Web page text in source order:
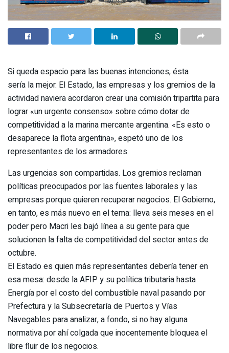
Si queda espacio para las buenas intenciones, ésta
sería la mejor. El Estado, las empresas y los gremios de la
actividad naviera acordaron crear una comisión tripartita para
lograr «un urgente consenso» sobre cómo dotar de
competitividad a la marina mercante argentina. «Es esto o
desaparece la flota argentina», espetó uno de los
representantes de los armadores.
Las urgencias son compartidas. Los gremios reclaman
políticas preocupados por las fuentes laborales y las
empresas porque quieren recuperar negocios. El Gobierno,
en tanto, es más nuevo en el tema: lleva seis meses en el
poder pero Macri les bajó línea a su gente para que
solucionen la falta de competitividad del sector antes de
octubre.
El Estado es quien más representantes debería tener en
esa mesa: desde la AFIP y su política tributaria hasta
Energía por el costo del combustible naval pasando por
Prefectura y la Subsecretaría de Puertos y Vías
Navegables para analizar, a fondo, si no hay alguna
normativa por ahí colgada que inocentemente bloquea el
libre fluir de los negocios.